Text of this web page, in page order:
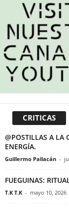
CRITICAS
@POSTILLAS A LA
ENERGÍA.
Guillermo Pallacán -
FUEGUINAS:
T.K T.K - mayo 10, 2026